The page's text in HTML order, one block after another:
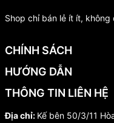
Shop chỉ bán lẻ ít ít,
CHÍNH SÁCH
HƯỚNG DẪN
THÔNG TIN LIÊN HỆ
Địa chỉ: Kế bên 50/3/11